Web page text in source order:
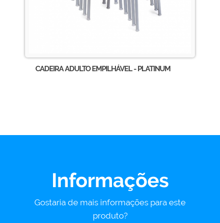
CADEIRA ADULTO EMPILHÁVEL - PLATINUM
Informações
Gostaria de mais informações para este
produto?